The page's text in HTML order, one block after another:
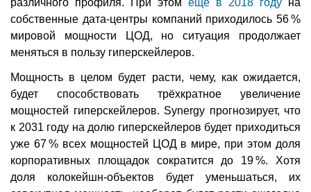
различного профиля. При этом ещё в 2018 году на
собственные дата-центры компаний приходилось 56 %
мировой мощности ЦОД, но ситуация продолжает
меняться в пользу гиперскейлеров.
Мощность в целом будет расти, чему, как ожидается,
будет способствовать трёхкратное увеличение
мощностей гиперскейлеров. Synergy прогнозирует, что
к 2031 году на долю гиперскейлеров будет приходиться
уже 67 % всех мощностей ЦОД в мире, при этом доля
корпоративных площадок сократится до 19 %. Хотя
доля колокейшн-объектов будет уменьшаться, их